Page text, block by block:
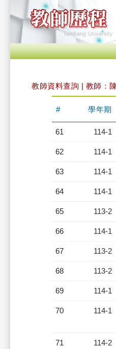
教師資料查詢 | 教師：
# 學年期
61 114-1
62 114-1
63 114-1
64 114-1
65 113-2
66 114-1
67 113-2
68 113-2
69 114-1
70 114-1
71 114-2